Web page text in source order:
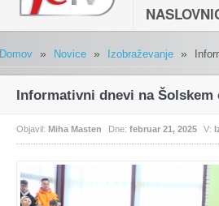
Domov » Novice » Izobraževanje »
Informativni dnevi na Šolskem
Objavil: Miha Masten Dne: februar 21, 2025 V: